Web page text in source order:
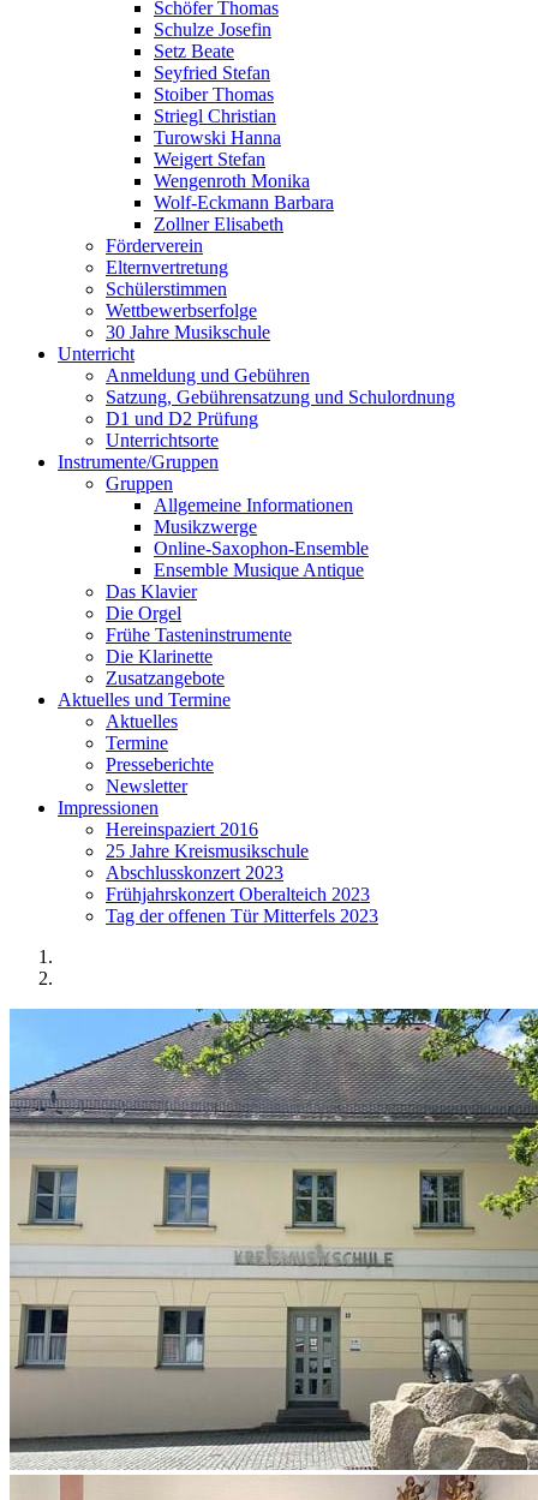
Schöfer Thomas
Schulze Josefin
Setz Beate
Seyfried Stefan
Stoiber Thomas
Striegl Christian
Turowski Hanna
Weigert Stefan
Wengenroth Monika
Wolf-Eckmann Barbara
Zollner Elisabeth
Förderverein
Elternvertretung
Schülerstimmen
Wettbewerbserfolge
30 Jahre Musikschule
Unterricht
Anmeldung und Gebühren
Satzung, Gebührensatzung und Schulordnung
D1 und D2 Prüfung
Unterrichtsorte
Instrumente/Gruppen
Gruppen
Allgemeine Informationen
Musikzwerge
Online-Saxophon-Ensemble
Ensemble Musique Antique
Das Klavier
Die Orgel
Frühe Tasteninstrumente
Die Klarinette
Zusatzangebote
Aktuelles und Termine
Aktuelles
Termine
Presseberichte
Newsletter
Impressionen
Hereinspaziert 2016
25 Jahre Kreismusikschule
Abschlusskonzert 2023
Frühjahrskonzert Oberalteich 2023
Tag der offenen Tür Mitterfels 2023